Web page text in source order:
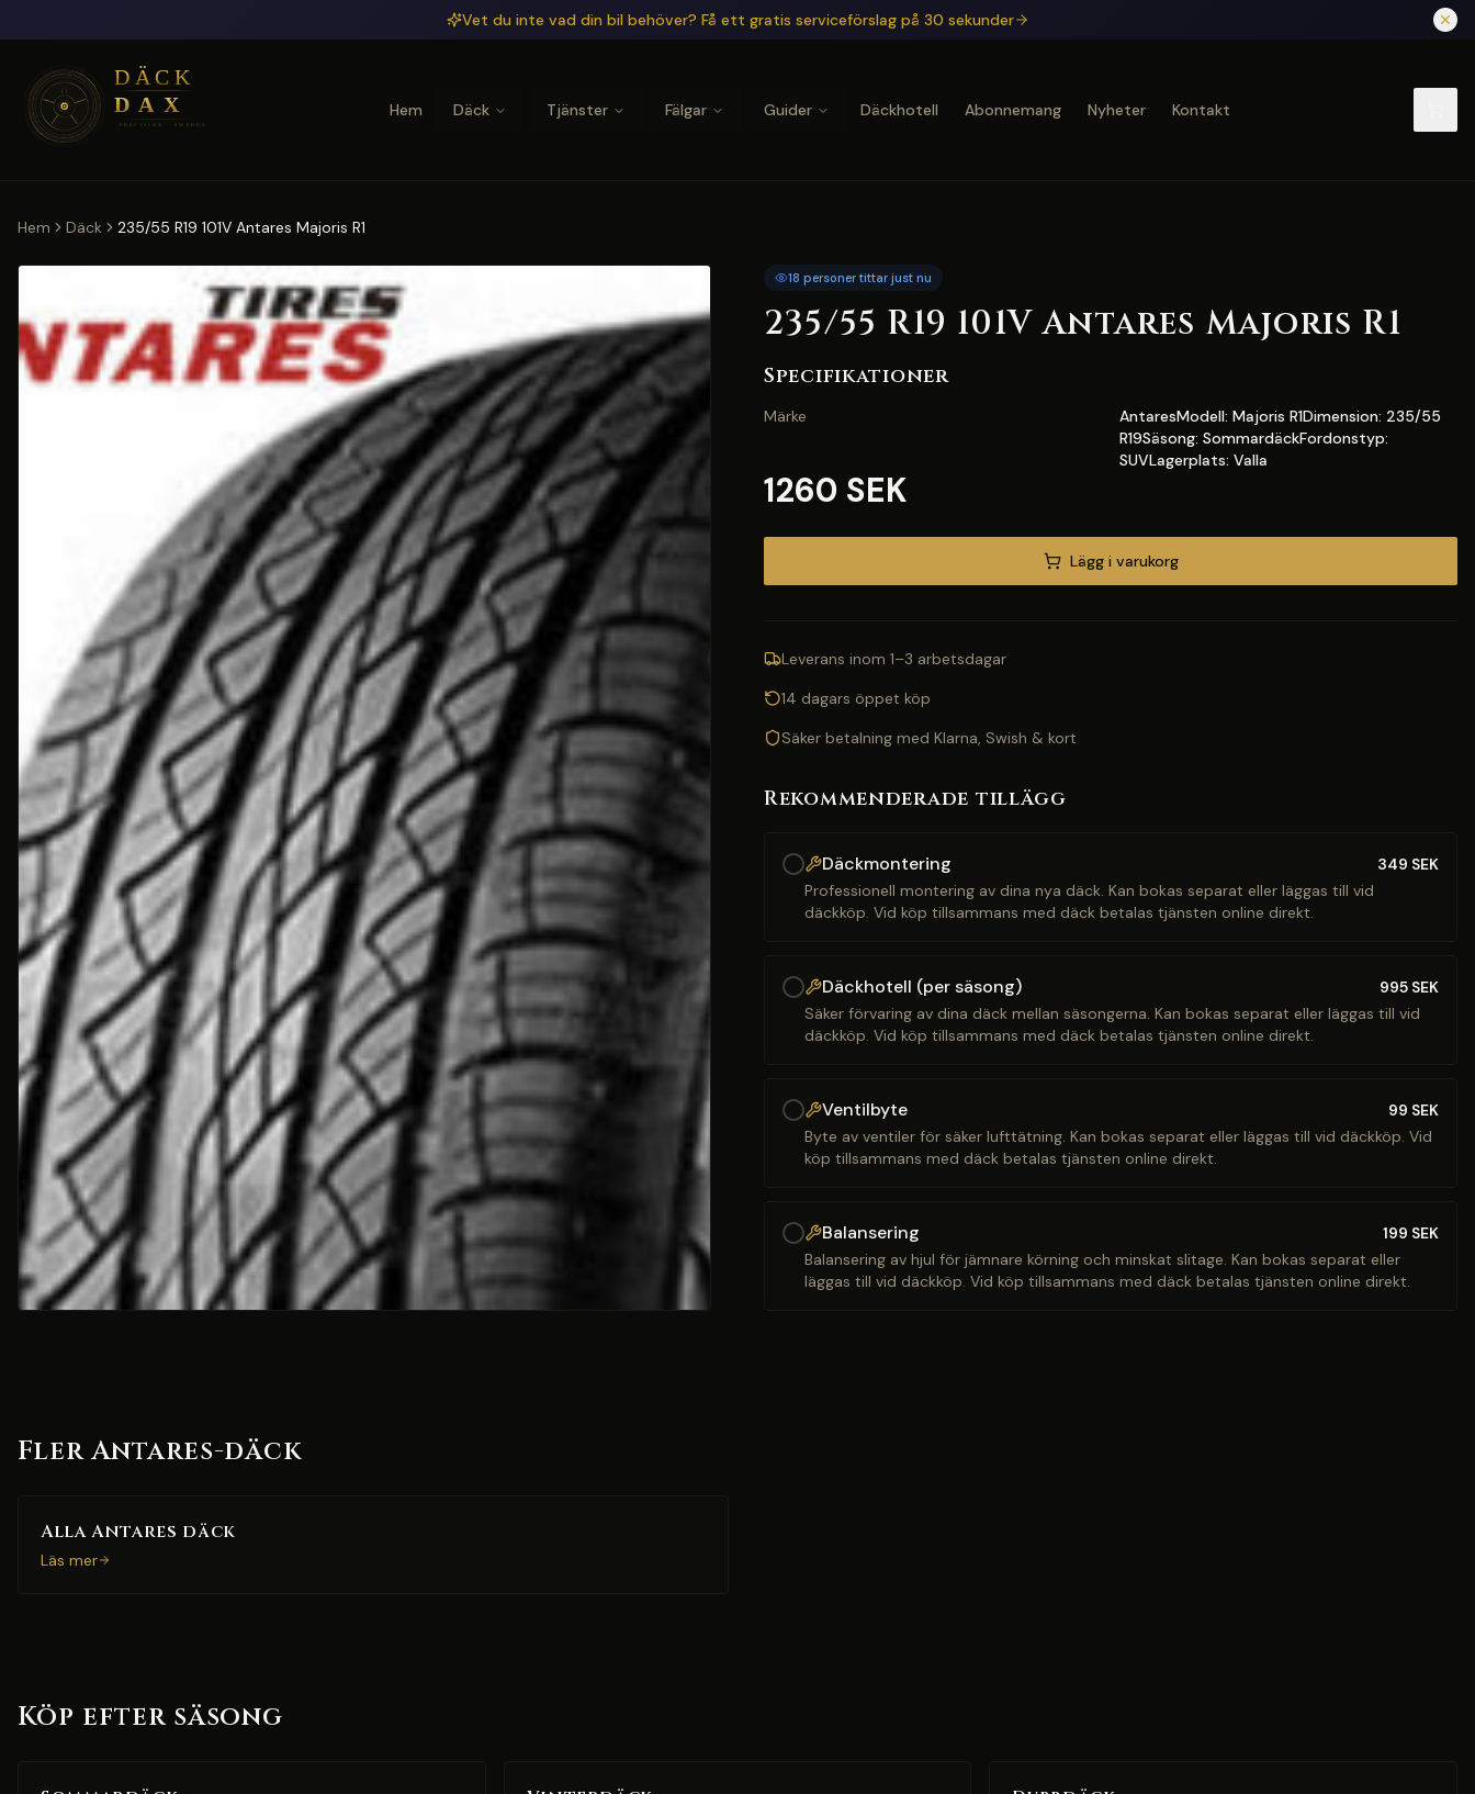
Vet du inte vad din bil behöver? Få ett gratis serviceförslag på 30 sekunder
Hem Däck Tjänster Fälgar Guider Däckhotell Abonnemang Nyheter Kontakt
Hem Däck 235/55 R19 101V Antares Majoris R1
18 personer tittar just nu
235/55 R19 101V Antares Majoris R1
Specifikationer
Märke
AntaresModell: Majoris R1Dimension: 235/55
R19Säsong: SommardäckFordonstyp:
SUVLagerplats: Valla
1260 SEK
Lägg i varukorg
Leverans inom 1–3 arbetsdagar
14 dagars öppet köp
Säker betalning med Klarna, Swish & kort
Rekommenderade tillägg
Däckmontering 349 SEK
Professionell montering av dina nya däck. Kan bokas separat eller läggas till vid
däckköp. Vid köp tillsammans med däck betalas tjänsten online direkt.
Däckhotell (per säsong) 995 SEK
Säker förvaring av dina däck mellan säsongerna. Kan bokas separat eller läggas till vid
däckköp. Vid köp tillsammans med däck betalas tjänsten online direkt.
Ventilbyte 99 SEK
Byte av ventiler för säker lufttätning. Kan bokas separat eller läggas till vid däckköp. Vid
köp tillsammans med däck betalas tjänsten online direkt.
Balansering 199 SEK
Balansering av hjul för jämnare körning och minskat slitage. Kan bokas separat eller
läggas till vid däckköp. Vid köp tillsammans med däck betalas tjänsten online direkt.
Fler Antares-däck
Alla Antares däck
Läs mer
Köp efter säsong